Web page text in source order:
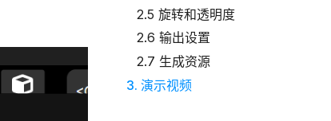
2.5 旋转和透明度
2.6 输出设置
2.7 生成资源
3. 演示视频